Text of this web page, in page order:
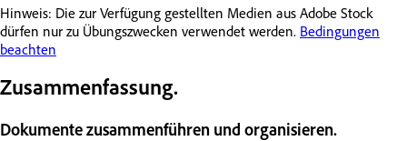
Hinweis: Die zur Verfügung gestellten Medien aus Adobe Stock
dürfen nur zu Übungszwecken verwendet werden. Bedingungen
beachten
Zusammenfassung.
Dokumente zusammenführen und organisieren.